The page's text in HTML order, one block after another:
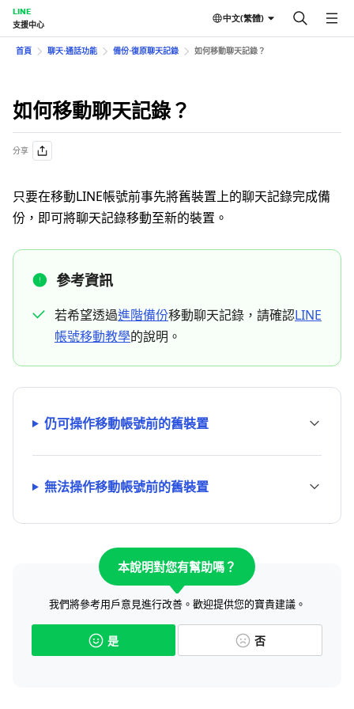
LINE
支援中心
中文(繁體)
首頁 聊天⋅通話功能 備份⋅復原聊天記錄 如何移動聊天記錄？
如何移動聊天記錄？
分享
只要在移動LINE帳號前事先將舊裝置上的聊天記錄完成備
份，即可將聊天記錄移動至新的裝置。
參考資訊
若希望透過進階備份移動聊天記錄，請確認LINE
帳號移動教學的說明。
仍可操作移動帳號前的舊裝置
無法操作移動帳號前的舊裝置
本說明對您有幫助嗎？
我們將參考用戶意見進行改善。歡迎提供您的寶貴建議。
是 否